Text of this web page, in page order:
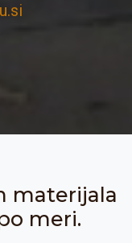
materijala
meri.